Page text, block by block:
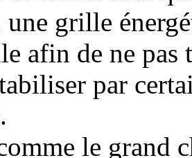
grille
afin de ne pas
par
le grand